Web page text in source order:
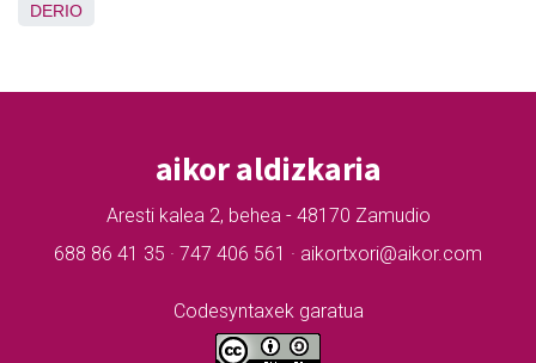
DERIO
aikor aldizkaria
Aresti kalea 2, behea - 48170 Zamudio
688 86 41 35 · 747 406 561 · aikortxori@aikor.com
Codesyntaxek garatua